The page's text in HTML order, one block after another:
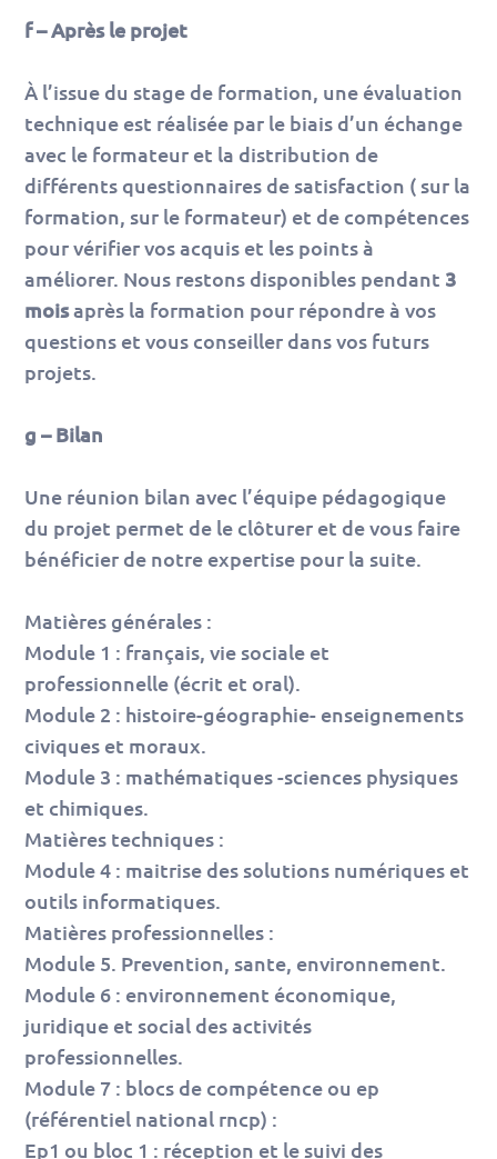
f – Après le projet
À l’issue du stage de formation, une évaluation
technique est réalisée par le biais d’un échange
avec le formateur et la distribution de
différents questionnaires de satisfaction ( sur la
formation, sur le formateur) et de compétences
pour vérifier vos acquis et les points à
améliorer. Nous restons disponibles pendant 3
moisaprès la formation pour répondre à vos
questions et vous conseiller dans vos futurs
projets.
g – Bilan
Une réunion bilan avec l’équipe pédagogique
du projet permet de le clôturer et de vous faire
bénéficier de notre expertise pour la suite.
Matières générales :
Module 1 : français, vie sociale et
professionnelle (écrit et oral).
Module 2 : histoire-géographie- enseignements
civiques et moraux.
Module 3 : mathématiques -sciences physiques
et chimiques.
Matières techniques :
Module 4 : maitrise des solutions numériques et
outils informatiques.
Matières professionnelles :
Module 5. Prevention, sante, environnement.
Module 6 : environnement économique,
juridique et social des activités
professionnelles.
Module 7 : blocs de compétence ou ep
(référentiel national rncp) :
Ep1 ou bloc 1 : réception et le suivi des